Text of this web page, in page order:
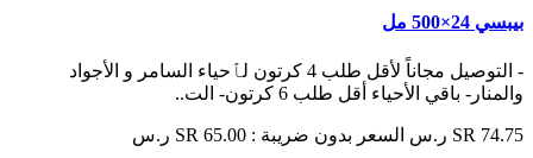
بيبسي 24×500 مل
- التوصيل مجاناً لأقل طلب 4 كرتون لٱحياء السامر و الأجواد
والمنار- باقي الأحياء أقل طلب 6 كرتون- الت..
SR 74.75 ر.س السعر بدون ضريبة : SR 65.00 ر.س